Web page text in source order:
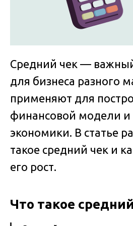
Средний чек —
для бизнеса разного
применяют для
финансовой модели и
экономики. В статье
такое средний чек и
его рост.
Что такое